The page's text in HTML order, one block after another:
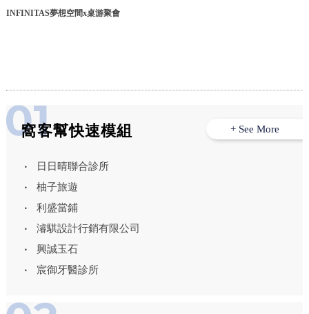
INFINITAS夢想空間x桌游聚會
窩客幫快速模組
日日晴聯合診所
柚子旅遊
利盛當鋪
濬騏設計行銷有限公司
興誠玉石
宸御牙醫診所
+ See More